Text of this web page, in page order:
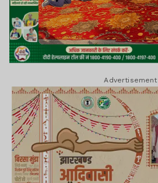
Advertisement